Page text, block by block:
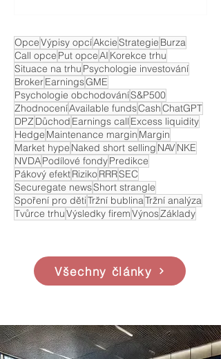
OpceVýpisy opcíAkcieStrategie Burza
Call opce Put opceAI Korekce trhu
Situace na trhu Psychologie investování
BrokerEarningsGME
Psychologie obchodováníS&P500
ZhodnoceníAvailable fundsCashChatGPT
DPZ Důchod Earnings call Excess liquidity
Hedge Maintenance margin Margin
Market hype Naked short selling NAV NKE
NVDAPodílové fondyPredikce
Pákový efektRizikoRRRSEC
Securegate newsShort strangle
Spoření pro dětiTržní bublinaTržní analýza
Tvůrce trhuVýsledky firemVýnosZáklady
Všechny články